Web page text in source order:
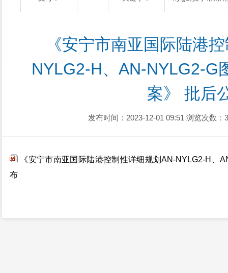
《安宁市南亚国际陆港
NYLG2-H、AN-NYLG2-G
案》 批后
发布时间：2023-12-01 09:51 浏览次数：
《安宁市南亚国际陆港控制性详细规划AN-NYLG2-H、
布